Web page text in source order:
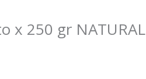
x 250 gr NATURAL